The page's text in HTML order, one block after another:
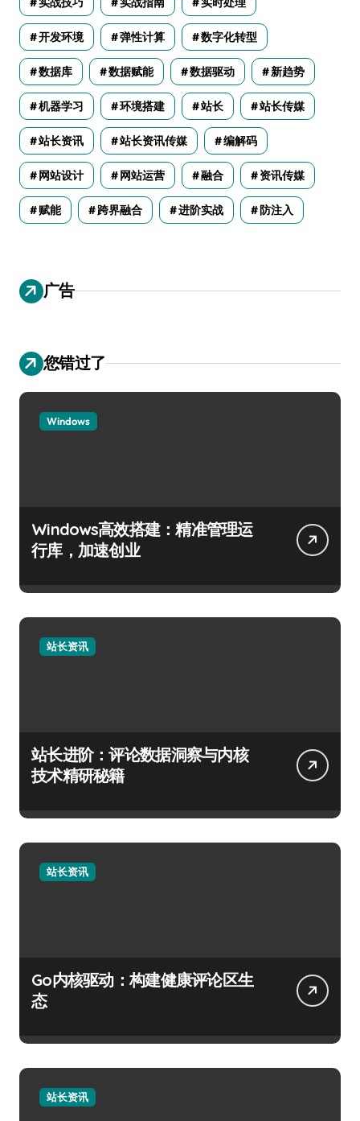
开发环境 弹性计算 数字化转型
数据库 数据赋能 数据驱动 新趋势
机器学习 环境搭建 站长 站长传媒
站长资讯 站长资讯传媒 编解码
网站设计 网站运营 融合 资讯传媒
赋能 跨界融合 进阶实战 防注入
广告
您错过了
Windows
Windows高效搭建：精准管理运
行库，加速创业
站长资讯
站长进阶：评论数据洞察与内核
技术精研秘籍
站长资讯
Go内核驱动：构建健康评论区生
态
站长资讯